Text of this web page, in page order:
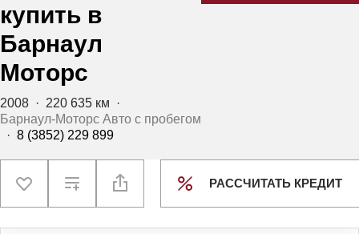
купить в
Барнаул
Моторс
2008 · 220 635 км ·
Барнаул-Моторс Авто с пробегом
· 8 (3852) 229 899
РАССЧИТАТЬ КРЕДИТ